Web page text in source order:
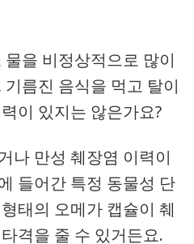
을 비정상적으로 많이
름진 음식을 먹고 탈이
이 있지는 않은가요?
나 만성 췌장염 이력이
들어간 특정 동물성 단
태의 오메가 캡슐이 췌
격을 줄 수 있거든요.